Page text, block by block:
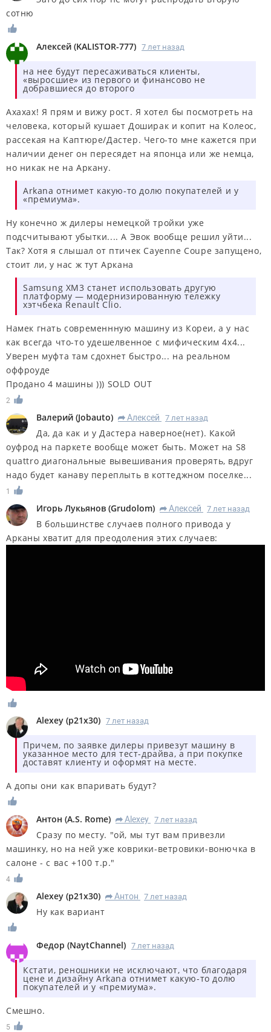
сотню
Алексей (KALISTOR-777) 7 лет назад
на нее будут пересаживаться клиенты,
«выросшие» из первого и финансово не
добравшиеся до второго
Ахахах! Я прям и вижу рост. Я хотел бы посмотреть на
человека, который кушает Доширак и копит на Колеос,
рассекая на Каптюре/Дастер. Чего-то мне кажется при
наличии денег он пересядет на японца или же немца,
но никак не на Аркану.
Arkana отнимет какую-то долю покупателей и у
«премиума».
Ну конечно ж дилеры немецкой тройки уже
подсчитывают убытки.... А Эвок вообще решил уйти...
Так? Хотя я слышал от птичек Cayenne Coupe запущено,
стоит ли, у нас ж тут Аркана
Samsung XM3 станет использовать другую
платформу — модернизированную тележку
хэтчбека Renault Clio.
Намек гнать современнную машину из Кореи, а у нас
как всегда что-то удешелвенное с мифическим 4x4...
Уверен муфта там сдохнет быстро... на реальном
оффроуде
Продано 4 машины ))) SOLD OUT
2
Валерий (Jobauto) R Алексей 7 лет назад
Да, да как и у Дастера наверное(нет). Какой
оуфрод на паркете вообще может быть. Может на S8
quattro диагональные вывешивания проверять, вдруг
надо будет канаву переплыть в коттеджном поселке...
1
Игорь Лукьянов (Grudolom) R Алексей 7 лет назад
В большинстве случаев полного привода у
Арканы хватит для преодоления этих случаев:
Alexey (p21x30) 7 лет назад
Причем, по заявке дилеры привезут машину в
указанное место для тест-драйва, а при покупке
доставят клиенту и оформят на месте.
А допы они как впаривать будут?
Антон (A.S. Rome) R Alexey 7 лет назад
Сразу по месту. "ой, мы тут вам привезли
машинку, но на ней уже коврики-ветровики-вонючка в
салоне - с вас +100 т.р."
4
Alexey (p21x30) R Антон 7 лет назад
Ну как вариант
Федор (NaytChannel) 7 лет назад
Кстати, реношники не исключают, что благодаря
цене и дизайну Arkana отнимет какую-то долю
покупателей и у «премиума».
Смешно.
5